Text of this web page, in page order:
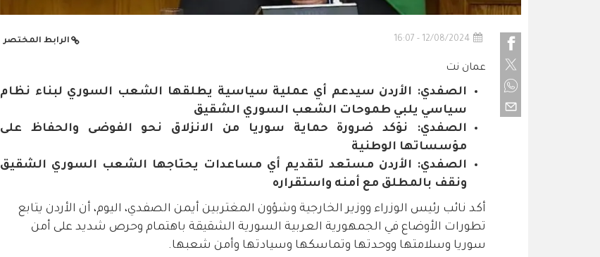
12/08/2024 - 16:07 الرابط المختصر
عمان نت
الصفدي: الأردن سيدعم أي عملية سياسية يطلقها الشعب السوري لبناء نظام
سياسي يلبي طموحات الشعب السوري الشقيق
الصفدي: نؤكد ضرورة حماية سوريا من الانزلاق نحو الفوضى والحفاظ على
مؤسساتها الوطنية
الصفدي: الأردن مستعد لتقديم أي مساعدات يحتاجها الشعب السوري الشقيق
ونقف بالمطلق مع أمنه واستقراره
أكد نائب رئيس الوزراء ووزير الخارجية وشؤون المغتربين أيمن الصفدي، اليوم، أن الأردن يتابع
تطورات الأوضاع في الجمهورية العربية السورية الشقيقة باهتمام وحرص شديد على أمن
سوريا وسلامتها ووحدتها وتماسكها وسيادتها وأمن شعبها.